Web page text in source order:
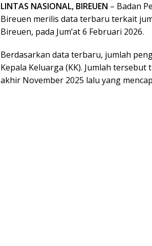
LINTAS NASIONAL, BIREUEN – Badan
Bireuen merilis data terbaru terkait
Bireuen, pada Jum’at 6 Februari 2026.
Berdasarkan data terbaru, jumlah
Kepala Keluarga (KK). Jumlah
akhir November 2025 lalu yang